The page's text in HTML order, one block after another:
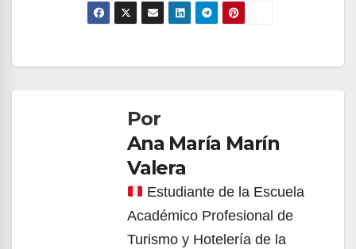
Navegación
entradasPor
Ana María Marín
Valera
Estudiante de la Escuela
Académico Profesional de
Turismo y Hotelería de la